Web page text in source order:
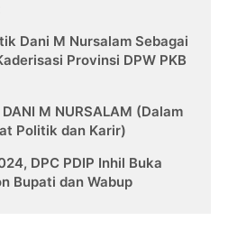
Dani M Nursalam Sebagai
Provinsi DPW PKB
DANI M NURSALAM (Dalam
Politik dan Karir)
DPC PDIP Inhil Buka
Bupati dan Wabup